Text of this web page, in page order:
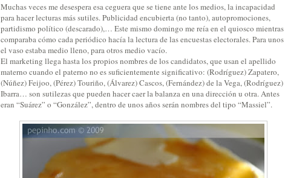
Muchas veces me desespera esa ceguera que se tiene ante los medios, la incapacidad
para hacer lecturas más sutiles. Publicidad encubierta (no tanto), autopromociones,
partidismo político (descarado),… Este mismo domingo me reía en el quiosco mientras
comparaba cómo cada periódico hacía la lectura de las encuestas electorales. Para unos
el vaso estaba medio lleno, para otros medio vacío.
El marketing llega hasta los propios nombres de los candidatos, que usan el apellido
materno cuando el paterno no es suficientemente significativo: (Rodríguez) Zapatero,
(Núñez) Feijoo, (Pérez) Touriño, (Álvarez) Cascos, (Fernández) de la Vega, (Rodríguez)
Ibarra… son sutilezas que pueden hacer caer la balanza en una dirección u otra. Antes
eran “Suárez” o “González”, dentro de unos años serán nombres del tipo “Massiel”.